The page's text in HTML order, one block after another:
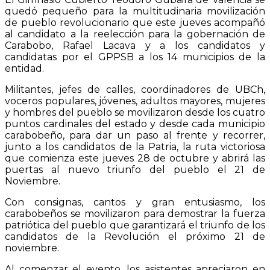
quedó pequeño para la multitudinaria movilización
de pueblo revolucionario que este jueves acompañó
al candidato a la reelección para la gobernación de
Carabobo, Rafael Lacava y a los candidatos y
candidatas por el GPPSB a los 14 municipios de la
entidad.
Militantes, jefes de calles, coordinadores de UBCh,
voceros populares, jóvenes, adultos mayores, mujeres
y hombres del pueblo se movilizaron desde los cuatro
puntos cardinales del estado y desde cada municipio
carabobeño, para dar un paso al frente y recorrer,
junto a los candidatos de la Patria, la ruta victoriosa
que comienza este jueves 28 de octubre y abrirá las
puertas al nuevo triunfo del pueblo el 21 de
Noviembre.
Con consignas, cantos y gran entusiasmo, los
carabobeños se movilizaron para demostrar la fuerza
patriótica del pueblo que garantizará el triunfo de los
candidatos de la Revolución el próximo 21 de
noviembre.